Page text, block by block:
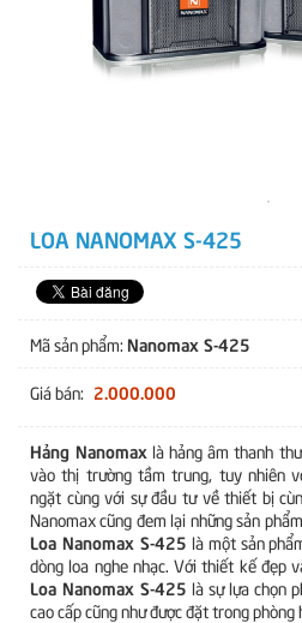
LOA NANOMAX S-425
Mã sản phẩm: Nanomax S-425
Giá bán: 2.000.000
Hảng Nanomax là hảng âm thanh
vào thị trường tầm trung, tuy nhiên
ngặt cùng với sự đầu tư về thiết bị
Nanomax cũng đem lại những sản
Loa Nanomax S-425 là một sản
dòng loa nghe nhạc. Với thiết kế đẹp
Loa Nanomax S-425 là sự lựa chọn
cao cấp cũng như được đặt trong phòng